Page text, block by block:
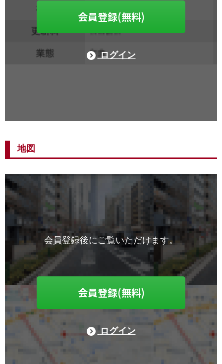
会員登録(無料)
ログイン
地図
会員登録後にご覧いただけます。
会員登録(無料)
ログイン